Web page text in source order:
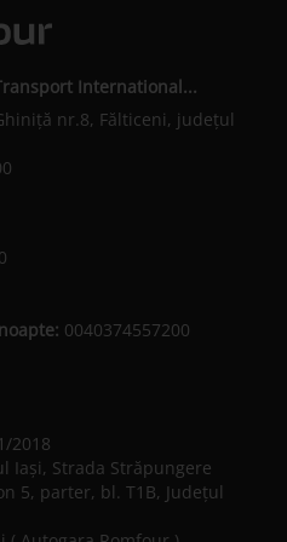
International...
nr.8, Fălticeni, judeţul
0040374557200
2018
Iaşi, Strada Străpungere
5, parter, bl. T1B, Județul